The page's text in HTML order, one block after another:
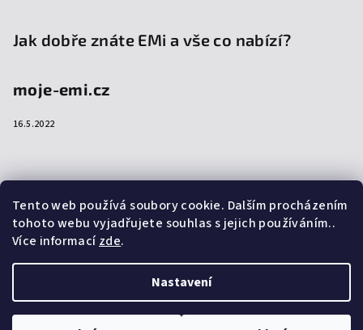
Tento web používá soubory cookie. Dalším procházením
tohoto webu vyjadřujete souhlas s jejich používáním..
Více informacízde.
Nastavení
Jak dobře znáte EMi a vše co nabízí?
moje-emi.cz
16.5.2022
Přijímáme online platby
Upravit nastavení cookies